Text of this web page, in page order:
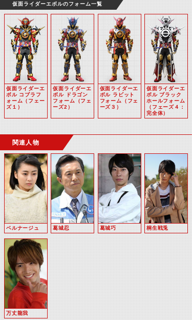
仮面ライダーエボルのフォーム一覧
仮面ライダーエ
ボル コブラフ
ォーム（フェー
ズ１）
仮面ライダーエ
ボル ドラゴン
フォーム（フェ
ーズ2）
仮面ライダーエ
ボル ラビット
フォーム（フェ
ーズ３）
仮面ライダーエ
ボル ブラック
ホールフォーム
（フェーズ４：
完全体）
関連人物
ベルナージュ 葛城忍 葛城巧 桐生戦兎
万丈龍我